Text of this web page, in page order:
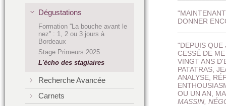
DONNER
"DEPUIS QUE
CESSÉ DE
VINGT ANS
PATATRAS,
ANALYSE,
OU UN AN,
MASSIN,
Dégustations
Formation ''La bouche avant le
nez'' : 1, 2 ou 3 jours à
Bordeaux
Stage Primeurs 2025
L'écho des stagiaires
Recherche Avancée
Carnets